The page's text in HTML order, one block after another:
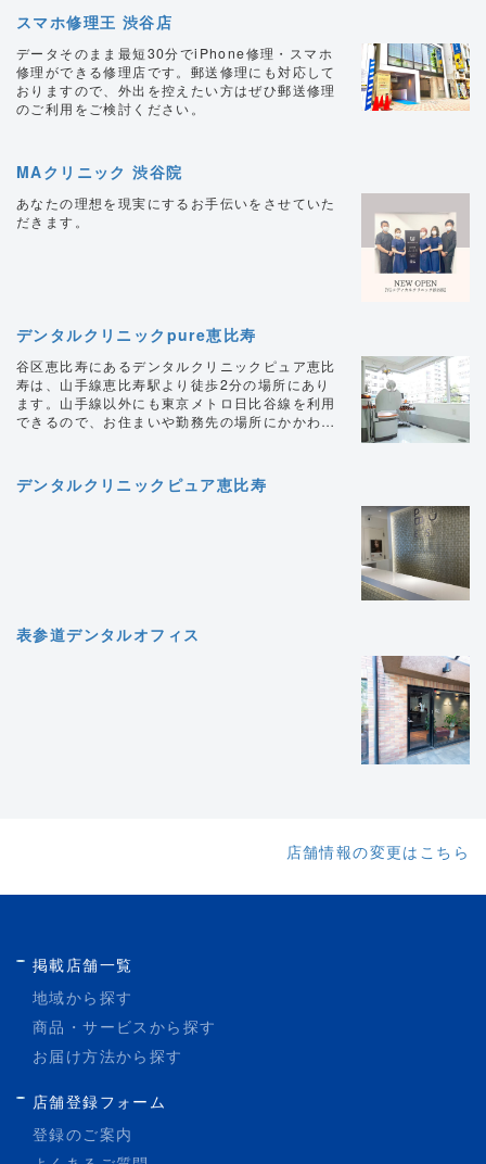
ーメンなど種類豊富にご用意しておりますので、
渋谷でラーメンをお求めの際は是非ご来店くださ
いませ。
あり)
データそのまま、即日修理対応！
スマホ修理王 渋谷店
データそのまま最短30分でiPhone修理・スマホ
修理ができる修理店です。郵送修理にも対応して
おりますので、外出を控えたい方はぜひ郵送修理
のご利用をご検討ください。
MAクリニック 渋谷院
あなたの理想を現実にするお手伝いをさせていた
だきます。
デンタルクリニックpure恵比寿
谷区恵比寿にあるデンタルクリニックピュア恵比
寿は、山手線恵比寿駅より徒歩2分の場所にあり
ます。山手線以外にも東京メトロ日比谷線を利用
できるので、お住まいや勤務先の場所にかかわら
の視線が気になるという方でも気兼ねなく診療を
受けられます。また、火曜日と木曜日は22時ま
デンタルクリニックピュア恵比寿
表参道デンタルオフィス
店舗情報の変更はこちら
掲載店舗一覧
地域から探す
商品・サービスから探す
お届け方法から探す
店舗登録フォーム
登録のご案内